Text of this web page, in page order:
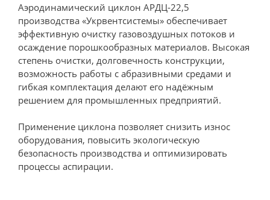
Аэродинамический циклон АРДЦ-22,5
производства «Укрвентсистемы» обеспечивает
эффективную очистку газовоздушных потоков и
осаждение порошкообразных материалов. Высокая
степень очистки, долговечность конструкции,
возможность работы с абразивными средами и
гибкая комплектация делают его надёжным
решением для промышленных предприятий.
Применение циклона позволяет снизить износ
оборудования, повысить экологическую
безопасность производства и оптимизировать
процессы аспирации.